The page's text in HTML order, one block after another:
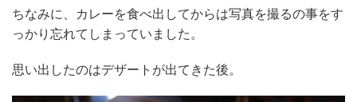
ちなみに、カレーを食べ出してからは写真を撮るの事をす
っかり忘れてしまっていました。
思い出したのはデザートが出てきた後。